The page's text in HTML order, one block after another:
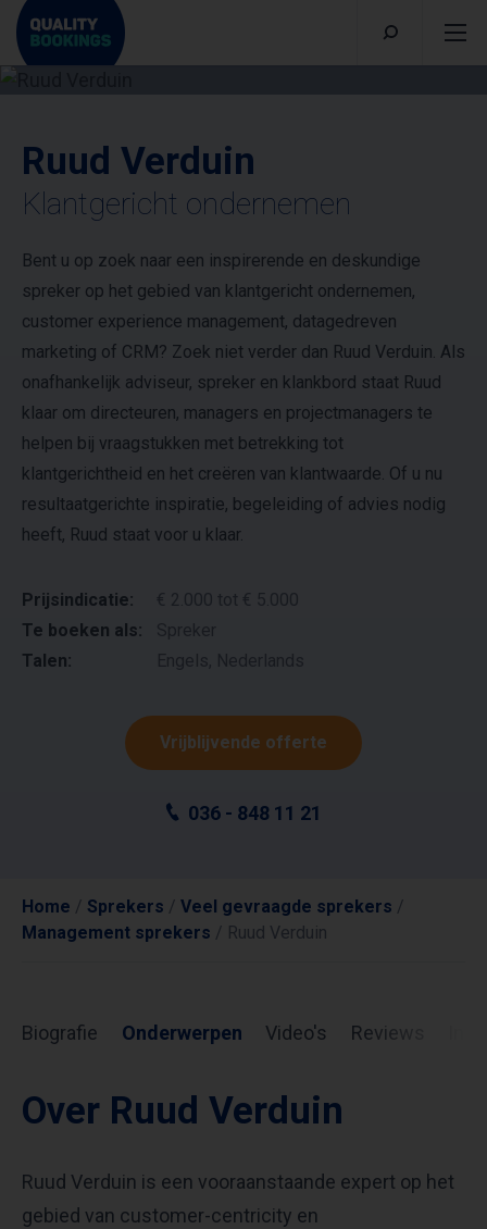
Ruud Verduin
Klantgericht ondernemen
Bent u op zoek naar een inspirerende en deskundige
spreker op het gebied van klantgericht ondernemen,
customer experience management, datagedreven
marketing of CRM? Zoek niet verder dan Ruud Verduin. Als
onafhankelijk adviseur, spreker en klankbord staat Ruud
klaar om directeuren, managers en projectmanagers te
helpen bij vraagstukken met betrekking tot
klantgerichtheid en het creëren van klantwaarde. Of u nu
resultaatgerichte inspiratie, begeleiding of advies nodig
heeft, Ruud staat voor u klaar.
Prijsindicatie:
€ 2.000 tot € 5.000
Te boeken als:
Talen:
Vrijblijvende offerte
036 - 848 11 21
Home / Sprekers / Veel gevraagde sprekers /
Management sprekers / Ruud Verduin
Biografie Onderwerpen Video's Reviews
Over Ruud Verduin
Ruud Verduin is een vooraanstaande expert op het
gebied van customer-centricity en